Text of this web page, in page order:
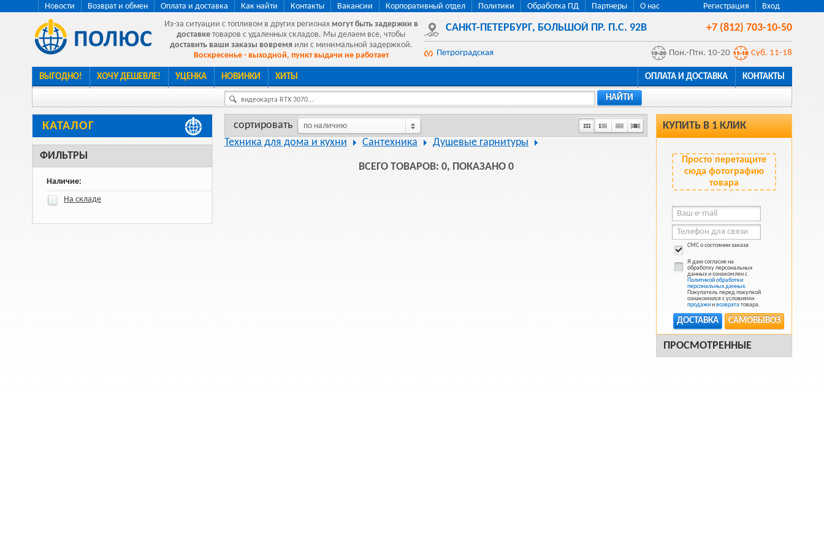
Регистрация Вход
Новости Возврат и обмен Оплата и доставка Как найти Контакты Вакансии Корпоративный отдел Политики Обработка ПД Партнеры
О нас
Из-за ситуации с топливом в других регионах могут быть задержки в
доставке товаров с удаленных складов. Мы делаем все, чтобы
доставить ваши заказы вовремя или с минимальной задержкой.
Воскресенье - выходной, пункт выдачи не работает
САНКТ-ПЕТЕРБУРГ, БОЛЬШОЙ ПР. П.С. 92В +7 (812) 703-10-50
Петроградская Пон.-Птн. 10-20 Суб. 11-18
ВЫГОДНО! ХОЧУ ДЕШЕВЛЕ! УЦЕНКА НОВИНКИ ХИТЫ ОПЛАТА И ДОСТАВКА КОНТАКТЫ
видеокарта RTX 3070... НАЙТИ
КАТАЛОГ
ФИЛЬТРЫ
Наличие:
На складе
КУПИТЬ В 1 КЛИК
Просто перетащите
сюда фотографию
товара
СМС о состоянии заказа
Я даю согласие на
обработку персональных
данных и ознакомлен с
Политикой обработки
персональных данных.
Покупатель перед покупкой
ознакомился с условиями
продажиивозврататовара.
САМОВЫВОЗ
ДОСТАВКА
ПРОСМОТРЕННЫЕ
сортировать по наличию
Техника для дома и кухни Сантехника Душевые гарнитуры
ВСЕГО ТОВАРОВ: 0, ПОКАЗАНО 0